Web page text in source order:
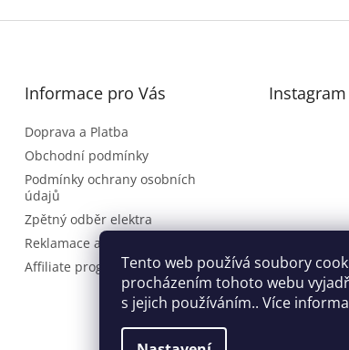
Tento web používá soubory
procházením tohoto webu
s jejich používáním.. Více
Informace pro Vás
Doprava a Platba
Obchodní podmínky
Podmínky ochrany osobních
údajů
Zpětný odběr elektra
Reklamace a vrácení zboží
Affiliate program
Instagram